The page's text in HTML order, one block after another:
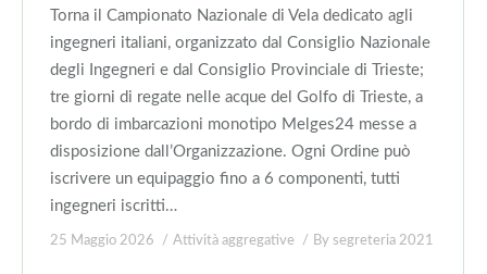
Torna il Campionato Nazionale di Vela dedicato agli
ingegneri italiani, organizzato dal Consiglio Nazionale
degli Ingegneri e dal Consiglio Provinciale di Trieste;
tre giorni di regate nelle acque del Golfo di Trieste, a
bordo di imbarcazioni monotipo Melges24 messe a
disposizione dall’Organizzazione. Ogni Ordine può
iscrivere un equipaggio fino a 6 componenti, tutti
ingegneri iscritti…
25 Maggio 2026 Attività aggregative By segreteria 2021